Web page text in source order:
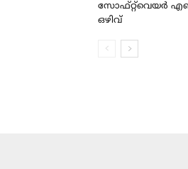
സോഫ്റ്റ്‌വെയർ
ഒഴിവ്